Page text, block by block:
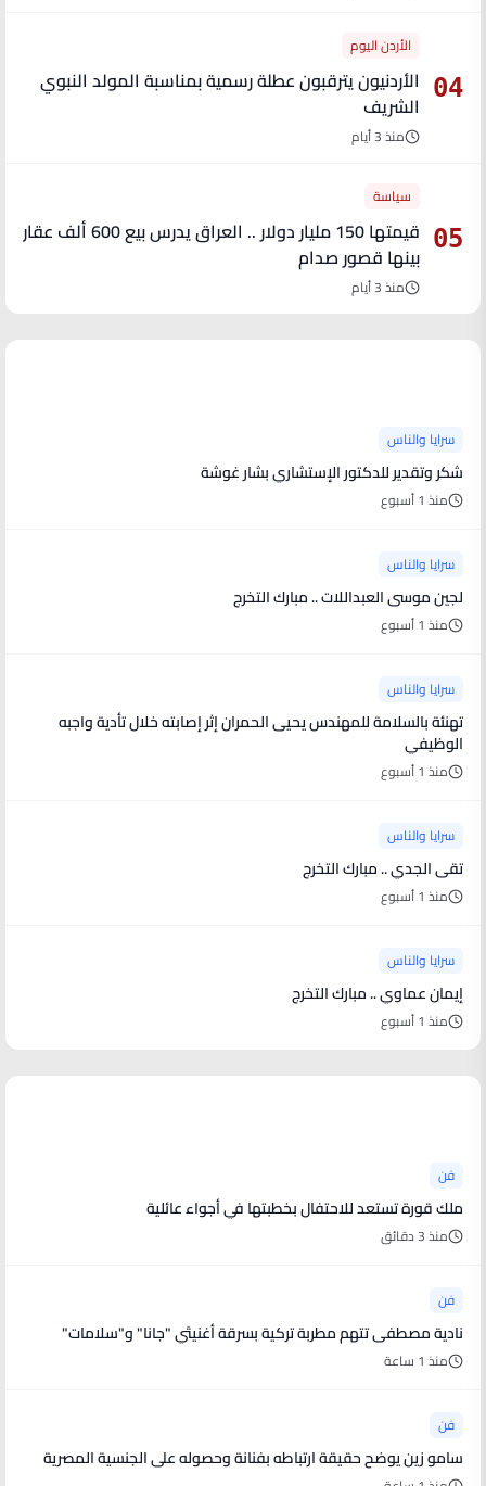
04
الأردن اليوم
الأردنيون يترقبون عطلة رسمية بمناسبة المولد النبوي
الشريف
منذ 3 أيام
05
سياسة
قيمتها 150 مليار دولار .. العراق يدرس بيع 600 ألف عقار
بينها قصور صدام
منذ 3 أيام
سرايا والناس
شكر وتقدير للدكتور الإستشاري بشار غوشة
منذ 1 أسبوع
سرايا والناس
لجين موسى العبداللات .. مبارك التخرج
منذ 1 أسبوع
سرايا والناس
تهنئة بالسلامة للمهندس يحيى الحمران إثر إصابته خلال تأدية واجبه
الوظيفي
منذ 1 أسبوع
سرايا والناس
تقى الجدي .. مبارك التخرج
منذ 1 أسبوع
سرايا والناس
إيمان عماوي .. مبارك التخرج
منذ 1 أسبوع
فن
ملك قورة تستعد للاحتفال بخطبتها في أجواء عائلية
منذ 3 دقائق
فن
نادية مصطفى تتهم مطربة تركية بسرقة أغنيتَي "جانا" و"سلامات"
منذ 1 ساعة
فن
سامو زين يوضح حقيقة ارتباطه بفنانة وحصوله على الجنسية المصرية